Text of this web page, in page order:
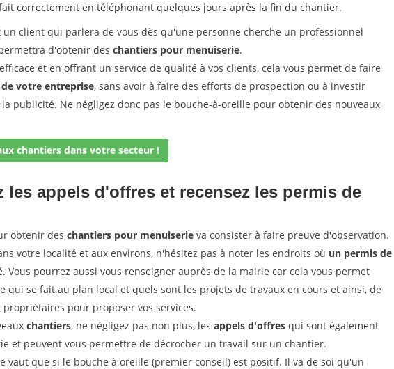
correctement en téléphonant quelques jours après la fin du chantier.
client qui parlera de vous dès qu'une personne cherche un professionnel
d'obtenir des chantiers pour menuiserie.
et en offrant un service de qualité à vos clients, cela vous permet de faire
votre entreprise, sans avoir à faire des efforts de prospection ou à investir
publicité. Ne négligez donc pas le bouche-à-oreille pour obtenir des nouveaux
chantiers dans votre secteur !
les appels d'offres et recensez les permis de
obtenir des chantiers pour menuiserie va consister à faire preuve d'observation.
votre localité et aux environs, n'hésitez pas à noter les endroits où un permis de
Vous pourrez aussi vous renseigner auprès de la mairie car cela vous permet
qui se fait au plan local et quels sont les projets de travaux en cours et ainsi, de
pour proposer vos services.
chantiers, ne négligez pas non plus, les appels d'offres qui sont également
et peuvent vous permettre de décrocher un travail sur un chantier.
vaut que si le bouche à oreille (premier conseil) est positif. Il va de soi qu'un